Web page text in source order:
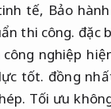
tế, Bảo
thi công. đặc
nghiệp
tốt. đồng
Tối ưu